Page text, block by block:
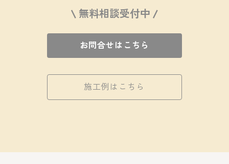
\ 無料相談受付中 /
お問合せはこちら
施工例はこちら